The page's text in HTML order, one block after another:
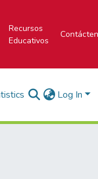
Recursos
Educativos
Log In